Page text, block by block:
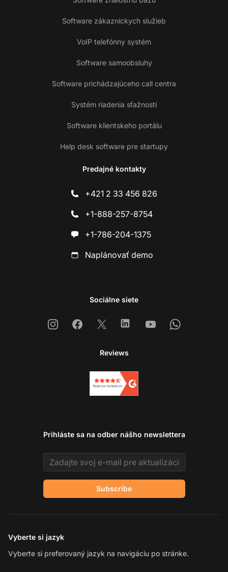
Software zákazníckych služieb
VoIP telefónny systém
Software samoobsluhy
Software prichádzajúceho call centra
Systém riadenia sťažností
Software klientskeho portálu
Help desk software pre startupy
Predajné kontakty
+421 2 33 456 826
+1-888-257-8754
+1-786-204-1375
Naplánovať demo
Sociálne siete
InstagramFacebook
X LinkedinYoutubeWhatsapp
Reviews
Prihláste sa na odber nášho newslettera
Email address
Subscribe
Vyberte si jazyk
Vyberte si preferovaný jazyk na navigáciu po stránke.